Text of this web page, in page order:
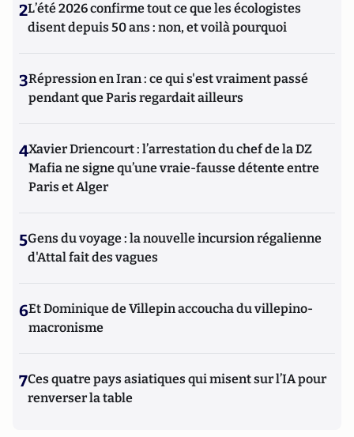
2L’été 2026 confirme tout ce que les écologistes
disent depuis 50 ans : non, et voilà pourquoi
3Répression en Iran : ce qui s'est vraiment passé
pendant que Paris regardait ailleurs
4Xavier Driencourt : l’arrestation du chef de la DZ
Mafia ne signe qu’une vraie-fausse détente entre
Paris et Alger
5Gens du voyage : la nouvelle incursion régalienne
d'Attal fait des vagues
6Et Dominique de Villepin accoucha du villepino-
macronisme
7Ces quatre pays asiatiques qui misent sur l’IA pour
renverser la table